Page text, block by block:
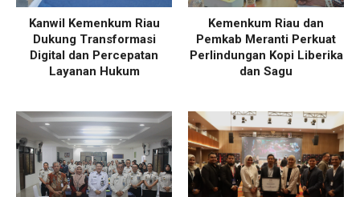
Kanwil Kemenkum Riau
Dukung Transformasi
Digital dan Percepatan
Layanan Hukum
Kemenkum Riau dan
Pemkab Meranti Perkuat
Perlindungan Kopi Liberika
dan Sagu